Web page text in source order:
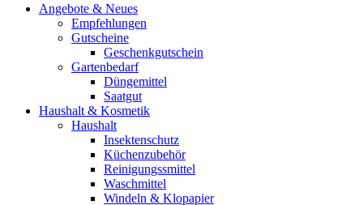
Angebote & Neues
Empfehlungen
Gutscheine
Geschenkgutschein
Gartenbedarf
Düngemittel
Saatgut
Haushalt & Kosmetik
Haushalt
Insektenschutz
Küchenzubehör
Reinigungssmittel
Waschmittel
Windeln & Klopapier